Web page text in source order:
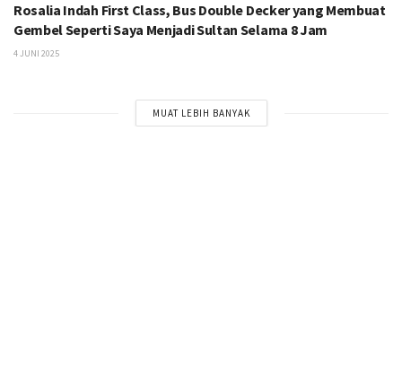
Rosalia Indah First Class, Bus Double Decker yang Membuat
Gembel Seperti Saya Menjadi Sultan Selama 8 Jam
4 JUNI 2025
MUAT LEBIH BANYAK